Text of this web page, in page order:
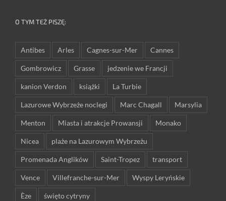
O TYM TEŻ PISZĘ:
Antibes Arles Cagnes-sur-Mer Cannes
Gombrowicz Grasse jedzenie we Francji
kanion Verdon książki La Turbie
Lazurowe Wybrzeże noclegi Marc Chagall Marsylia
Menton Miasta i atrakcje Prowansji Monako
Nicea plaże na Lazurowym Wybrzeżu
Promenada Anglików Saint-Tropez transport
Vence Villefranche-sur-Mer Wyspy Leryńskie
Èze święto cytryny